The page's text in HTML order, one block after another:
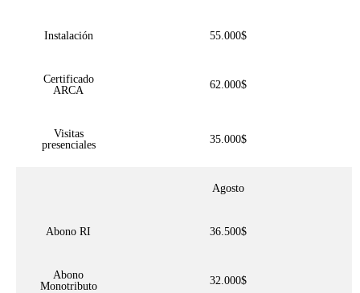
Instalación 55.000$
Certificado
ARCA
62.000$
Visitas
presenciales
35.000$
Agosto
Abono RI 36.500$
Abono
Monotributo
32.000$